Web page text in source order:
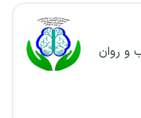
و روان